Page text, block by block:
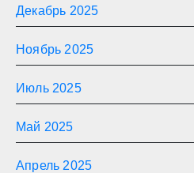
Декабрь 2025
Ноябрь 2025
Июль 2025
Май 2025
Апрель 2025